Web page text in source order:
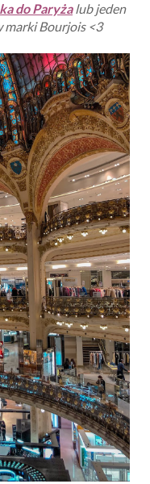
do Paryżalub jeden
marki Bourjois <3